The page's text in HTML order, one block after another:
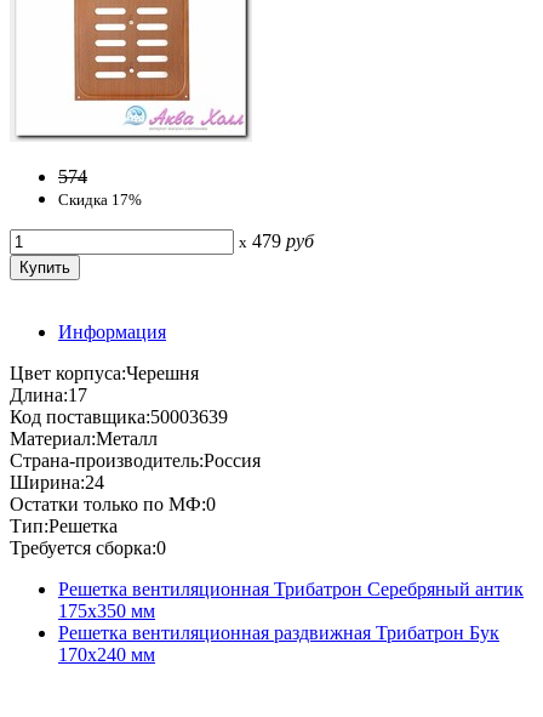
574
Скидка 17%
x 479 руб
Информация
Цвет корпуса:Черешня
Длина:17
Код поставщика:50003639
Материал:Металл
Страна-производитель:Россия
Ширина:24
Остатки только по МФ:0
Тип:Решетка
Требуется сборка:0
Решетка вентиляционная Трибатрон Серебряный антик
175x350 мм
Решетка вентиляционная раздвижная Трибатрон Бук
170x240 мм